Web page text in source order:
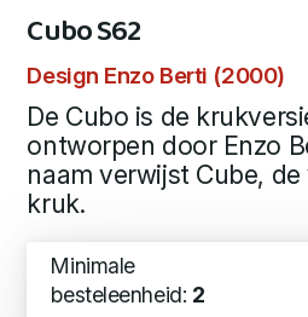
Cubo S62
Design Enzo Berti (2000)
De Cubo is de
ontworpen door Enzo
naam verwijst Cube,
kruk.
Minimale
besteleenheid: 2